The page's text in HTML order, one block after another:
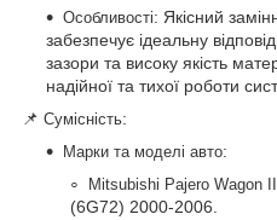
Особливості: Якісний
забезпечує ідеальну
зазори та високу якість
надійної та тихої роботи
📌 Сумісність:
Марки та моделі авто:
Mitsubishi Pajero Wagon
(6G72) 2000-2006.